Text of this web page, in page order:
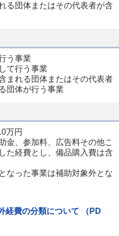
る団体またはその代表者が含
う事業
て行う事業
まれる団体またはその代表者
団体が行う事業
万円
金、参加料、広告料その他こ
た経費とし、備品購入費は含
なった事業は補助対象外とな
経費の分類について （PD